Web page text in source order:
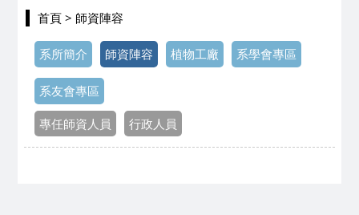
首頁 > 師資陣容
系所簡介 師資陣容 植物工廠 系學會專區
系友會專區
專任師資人員 行政人員